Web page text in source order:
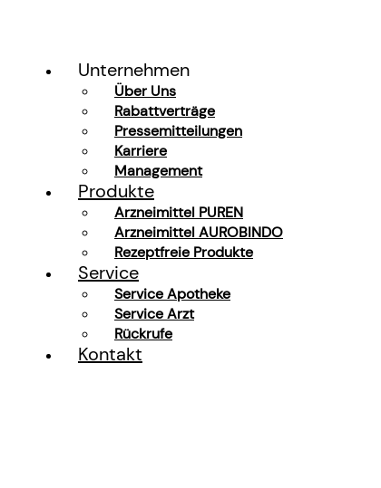
Unternehmen
Über Uns
Rabattverträge
Pressemitteilungen
Karriere
Management
Produkte
Arzneimittel PUREN
Arzneimittel AUROBINDO
Rezeptfreie Produkte
Service
Service Apotheke
Service Arzt
Rückrufe
Kontakt